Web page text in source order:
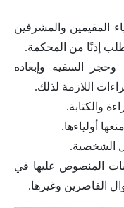
المقيمين والمشرفين
إذنًا من المحكمة.
وحجر السفيه وإبعاده
اللازمة لذلك.
والكتابة.
أولياءها.
الشخصية.
المنصوص عليها في
القاصرين وغيرها.